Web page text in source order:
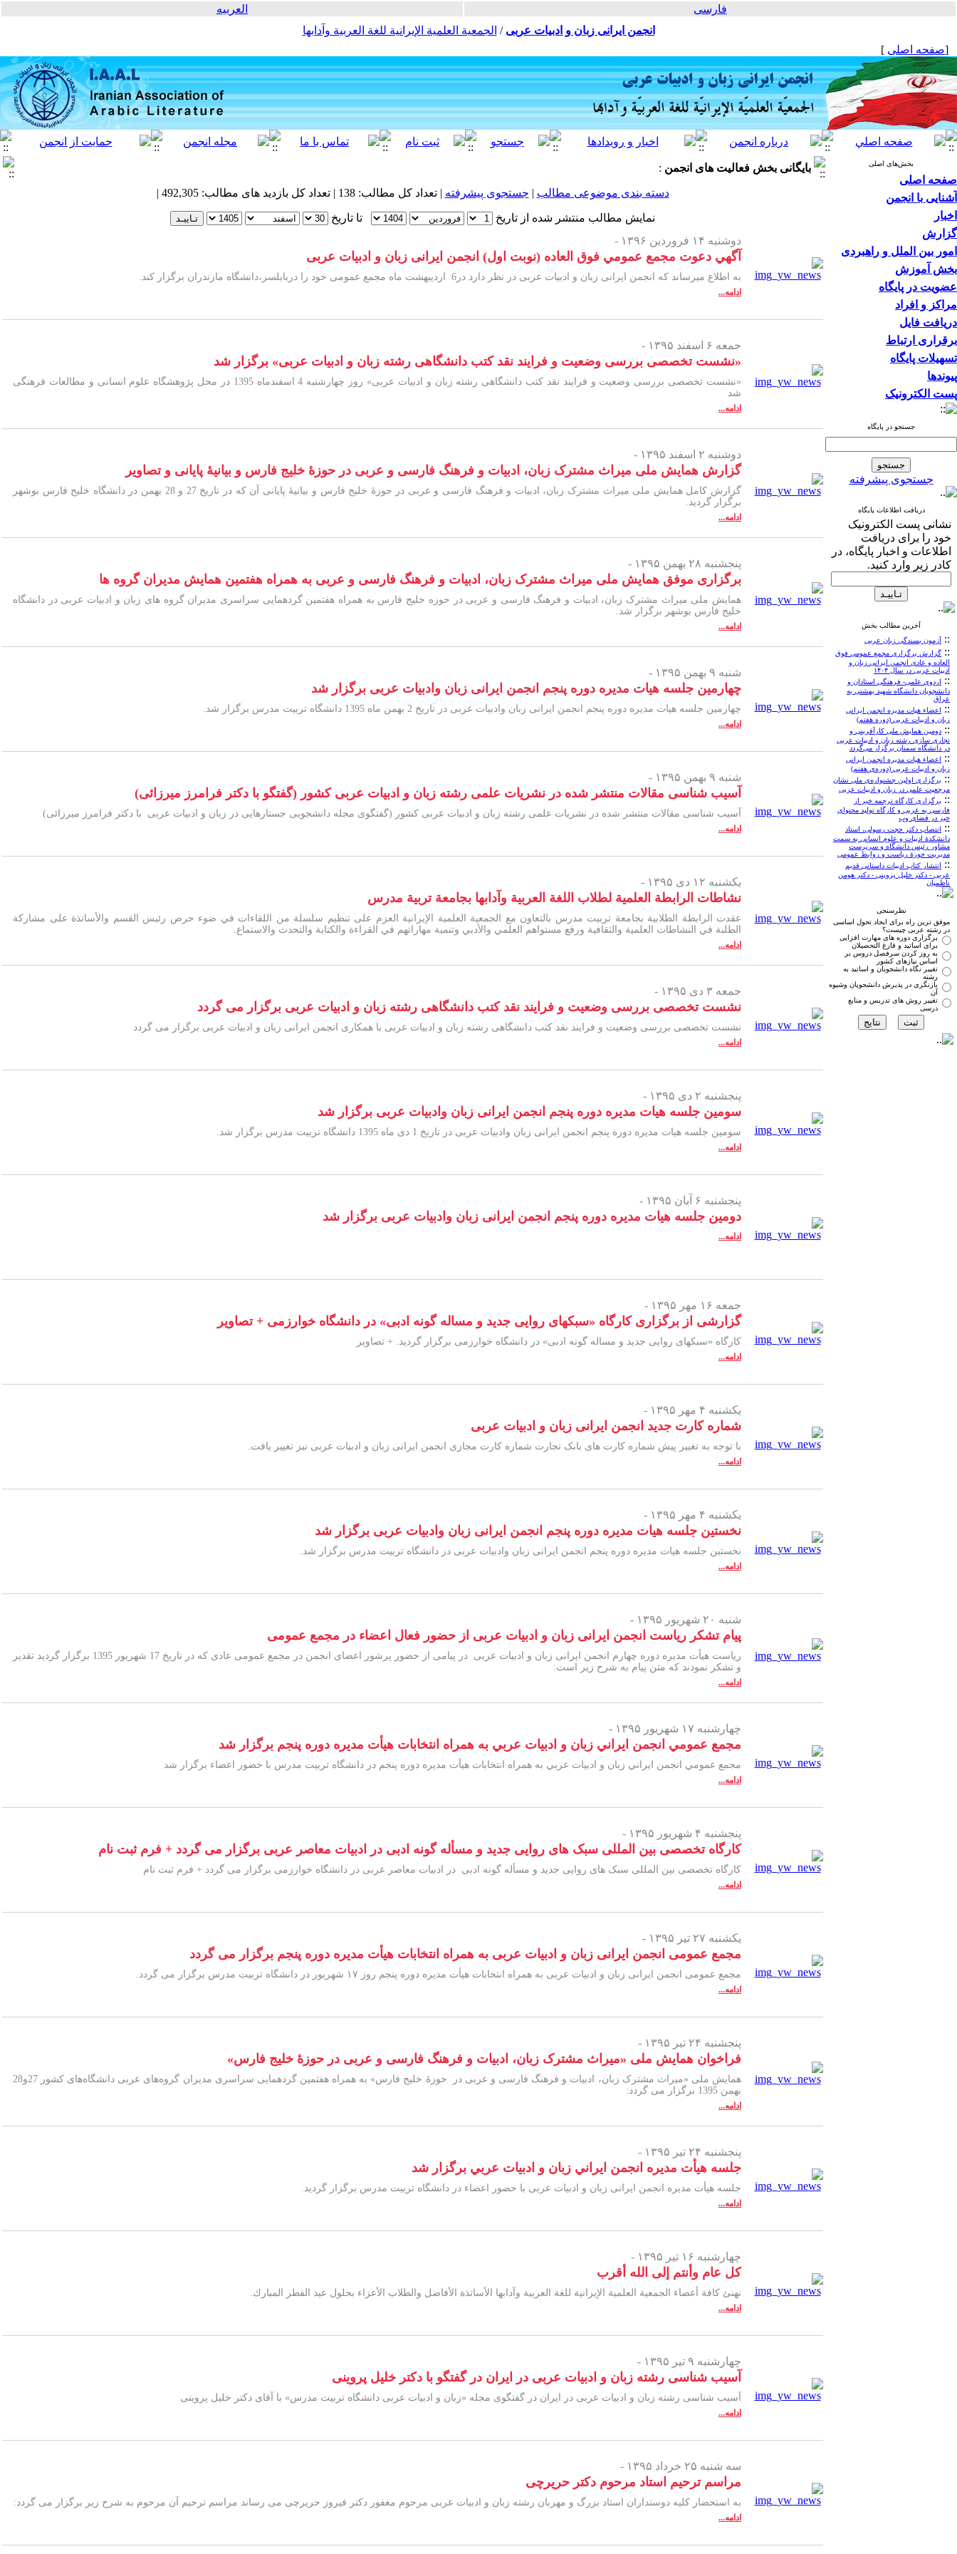
فارسی
العربیه
انجمن ایرانی زبان و ادبیات عربی / الجمعية العلمية الإيرانية للغة العربية وآدابها
[صفحه اصلی ]
بخش‌های اصلی
صفحه اصلی
آشنایی با انجمن
اخبار
گزارش
امور بین الملل و راهبردی
بخش آموزش
عضویت در پایگاه
مراکز و افراد
دریافت فایل
برقراری ارتباط
تسهیلات پایگاه
پیوندها
پست الکترونیک
جستجو در پایگاه
جستجوی پیشرفته
دریافت اطلاعات پایگاه
نشانی پست الکترونیک
خود را برای دریافت
اطلاعات و اخبار پایگاه، در
کادر زیر وارد کنید.
آخرین مطالب بخش
:: آزمون بسندگی زبان عربی
:: گزارش برگزاری مجمع عمومی فوق
العاده و عادی انجمن ایرانی زبان و
ادبیات عربی در سال ۱۴۰۴
:: اردوی علمی- فرهنگی استادان و
دانشجویان دانشگاه شهید بهشتی به
عراق
:: اعضاء هيات مديره انجمن ایرانی
زبان و ادبیات عربی (دوره‌ هفتم)
:: دومین همایش ملی کارآفرینی و
تجاری سازی رشته زبان و ادبیات عربی
در دانشگاه سمنان برگزار می‌گردد
:: اعضاء هيات مديره انجمن ایرانی
زبان و ادبیات عربی (دوره‌ی هفتم)
:: برگزاری اولین جشنواره‌ی ملی نشان
مرجعیت علمی در زبان و ادبیات عربی
:: برگزاری کارگاه ترجمه خبر از
فارسی به عربی و کارگاه تولید محتوای
خبر در فضای وب
:: انتصاب دکتر حجت رسولی، استاد
دانشکدۀ ادبیات و علوم انسانی به سمت
مشاور رئیس دانشگاه و سرپرست
مدیریت حوزۀ ریاست و روابط عمومی
:: انتشار کتاب ادبیات داستانی قدیم
عربی - دکتر خلیل پروینی - دکتر هومن
ناظمیان
نظرسنجی
موفق ترین راه برای ایجاد تحول اساسی
در رشته عربی چیست؟
برگزاری دوره های مهارت افزایی
برای اساتید و فارغ التحصیلان
به روز کردن سرفصل دروس بر
اساس نیازهای کشور
تغییر نگاه دانشجویان و اساتید به
رشته
بازنگری در پذیرش دانشجویان وشیوه
آن
تغییر روش های تدریس و منابع
درسی
بایگانی بخش فعالیت های انجمن :
دسته بندی موضوعی مطالب | جستجوی پیشرفته | تعداد کل مطالب: 138 | تعداد کل بازدید های مطالب: 492,305 |
نمایش مطالب منتشر شده از تاریخ
تا تاریخ
دوشنبه ۱۴ فروردین ۱۳۹۶ -
آگهي دعوت مجمع عمومي فوق العاده (نوبت اول) انجمن ایرانی زبان و ادبیات عربی
به اطلاع میرساند که انجمن ایرانی زبان و ادبیات عربی در نظر دارد در6 اردیبهشت ماه مجمع عمومی خود را دربابلسر،دانشگاه مازندران برگزار کند.
ادامه...
جمعه ۶ اسفند ۱۳۹۵ -
«نشست تخصصی بررسی وضعیت و فرایند نقد کتب دانشگاهی رشته زبان و ادبیات عربی» برگزار شد
«نشست تخصصی بررسی وضعیت و فرایند نقد کتب دانشگاهی رشته زبان و ادبیات عربی» روز چهارشنبه 4 اسفندماه 1395 در محل پژوهشگاه علوم انسانی و مطالعات فرهنگی
شد
ادامه...
دوشنبه ۲ اسفند ۱۳۹۵ -
گزارش همایش ملی میراث مشترک زبان، ادبیات و فرهنگ فارسی و عربی در حوزۀ خلیج فارس و بیانیۀ پایانی و تصاویر
گزارش کامل همایش ملی میراث مشترک زبان، ادبیات و فرهنگ فارسی و عربی در حوزۀ خلیج فارس و بیانیۀ پایانی آن که در تاریخ 27 و 28 بهمن در دانشگاه خلیج فارس بوشهر
برگزار گردید.
ادامه...
پنجشنبه ۲۸ بهمن ۱۳۹۵ -
برگزاری موفق همایش ملی میراث مشترک زبان، ادبیات و فرهنگ فارسی و عربی به همراه هفتمین همایش مدیران گروه ها
همایش ملی میراث مشترک زبان، ادبیات و فرهنگ فارسی و عربی در حوزه خلیج فارس به همراه هفتمین گردهمایی سراسری مدیران گروه های زبان و ادبیات عربی در دانشگاه
خلیج فارس بوشهر برگزار شد.
ادامه...
شنبه ۹ بهمن ۱۳۹۵ -
چهارمین جلسه هیات مدیره دوره پنجم انجمن ایرانی زبان وادبیات عربی برگزار شد
چهارمین جلسه هیات مدیره دوره پنجم انجمن ایرانی زبان وادبیات عربی در تاریخ 2 بهمن ماه 1395 دانشگاه تربیت مدرس برگزار شد.
ادامه...
شنبه ۹ بهمن ۱۳۹۵ -
آسیب شناسی مقالات منتشر شده در نشریات علمی رشته زبان و ادبیات عربی كشور (گفتگو با دكتر فرامرز میرزائی)
آسیب شناسی مقالات منتشر شده در نشریات علمی رشته زبان و ادبیات عربی كشور (گفتگوی مجله دانشجویی جستارهایی در زبان و ادبیات عربی با دكتر فرامرز میرزائی)
ادامه...
یکشنبه ۱۲ دی ۱۳۹۵ -
نشاطات الرابطة العلمية لطلاب اللغة العربية وآدابها بجامعة تربية مدرس
عقدت الرابطة الطلابیة بجامعة تربیت مدرس بالتعاون مع الجمعیة العلمیة الإیرانیة العزم علی تنظیم سلسلة من اللقاءات في ضوء حرص رئیس القسم والأساتذة علی مشارکة
الطلبة في النشاطات العلمیة والثقافیة ورفع مستواهم العلمي والأدبي وتنمیة مهاراتهم في القراءة والکتابة والتحدث والاستماع.
ادامه...
جمعه ۳ دی ۱۳۹۵ -
نشست تخصصی بررسی وضعیت و فرایند نقد کتب دانشگاهی رشته زبان و ادبیات عربی برگزار می گردد
نشست تخصصی بررسی وضعیت و فرایند نقد کتب دانشگاهی رشته زبان و ادبیات عربی با همکاری انجمن ایرانی زبان و ادبیات عربی برگزار می گردد
ادامه...
پنجشنبه ۲ دی ۱۳۹۵ -
سومین جلسه هیات مدیره دوره پنجم انجمن ایرانی زبان وادبیات عربی برگزار شد
سومين جلسه هیات مدیره دوره پنجم انجمن ایرانی زبان وادبیات عربی در تاریخ 1 دی ماه 1395 دانشگاه تربیت مدرس برگزار شد.
ادامه...
پنجشنبه ۶ آبان ۱۳۹۵ -
دومین جلسه هیات مدیره دوره پنجم انجمن ایرانی زبان وادبیات عربی برگزار شد
ادامه...
جمعه ۱۶ مهر ۱۳۹۵ -
گزارشی از برگزاری کارگاه «سبکهای روایی جدید و مساله گونه ادبی» در دانشگاه خوارزمی + تصاویر
کارگاه «سبکهای روایی جدید و مساله گونه ادبی» در دانشگاه خوارزمی برگزار گردید. + تصاویر
ادامه...
یکشنبه ۴ مهر ۱۳۹۵ -
شماره کارت جدید انجمن ایرانی زبان و ادبیات عربی
با توجه به تغییر پیش شماره کارت های بانک تجارت شماره کارت مجازی انجمن ایرانی زبان و ادبیات عربی نیز تغییر یافت.
ادامه...
یکشنبه ۴ مهر ۱۳۹۵ -
نخستین جلسه هیات مدیره دوره پنجم انجمن ایرانی زبان وادبیات عربی برگزار شد
نخستین جلسه هیات مدیره دوره پنجم انجمن ایرانی زبان وادبیات عربی در دانشگاه تربیت مدرس برگزار شد.
ادامه...
شنبه ۲۰ شهریور ۱۳۹۵ -
پیام تشکر ریاست انجمن ایرانی زبان و ادبیات عربی از حضور فعال اعضاء در مجمع عمومی
ریاست هیأت مدیره دوره چهارم انجمن ایرانی زبان و ادبیات عربی در پیامی از حضور پرشور اعضای انجمن در مجمع عمومی عادی که در تاریخ 17 شهریور 1395 برگزار گردید تقدیر
و تشکر نمودند که متن پیام به شرح زیر است:
ادامه...
چهارشنبه ۱۷ شهریور ۱۳۹۵ -
مجمع عمومي انجمن ايراني زبان و ادبيات عربي به همراه انتخابات هيأت مديره دوره پنجم برگزار شد
مجمع عمومي انجمن ايراني زبان و ادبيات عربي به همراه انتخابات هيأت مديره دوره پنجم در دانشگاه تربیت مدرس با حضور اعضاء برگزار شد
ادامه...
پنجشنبه ۴ شهریور ۱۳۹۵ -
کارگاه تخصصی بین المللی سبک­ های روایی جدید و مسأله گونه ادبی در ادبیات معاصر عربی برگزار می گردد + فرم ثبت نام
کارگاه تخصصی بین المللی سبک­ های روایی جدید و مسأله گونه ادبی در ادبیات معاصر عربی در دانشگاه خوارزمی برگزار می گردد + فرم ثبت نام
ادامه...
یکشنبه ۲۷ تیر ۱۳۹۵ -
مجمع عمومی انجمن ایرانی زبان و ادبیات عربی به همراه انتخابات هيأت مديره دوره پنجم برگزار می گردد
مجمع عمومی انجمن ایرانی زبان و ادبیات عربی به همراه انتخابات هيأت مديره دوره پنجم روز ۱۷ شهریور در دانشگاه تربیت مدرس برگزار می گردد.
ادامه...
پنجشنبه ۲۴ تیر ۱۳۹۵ -
فراخوان همایش ملی «میراث مشترک زبان، ادبیات و فرهنگ فارسی و عربی در حوزۀ خلیج فارس»
همایش ملی «میراث مشترک زبان، ادبیات و فرهنگ فارسی و عربی در حوزۀ خلیج فارس» به همراه هفتمين گردهمایی سراسری مدیران گروه‌های عربی دانشگاه‌های کشور 27و28
بهمن 1395 برگزار می گردد:
ادامه...
پنجشنبه ۲۴ تیر ۱۳۹۵ -
جلسه هيأت مديره انجمن ايراني زبان و ادبيات عربي برگزار شد
جلسه هیأت مدیره انجمن ایرانی زبان و ادبیات عربی با حضور اعضاء در دانشگاه تربیت مدرس برگزار گردید.
ادامه...
چهارشنبه ۱۶ تیر ۱۳۹۵ -
كل عام وأنتم إلى الله أقرب
نهنئ كافة أعضاء الجمعية العلمية الإيرانية للغة العربية وآدابها الأساتذة الأفاضل والطلاب الأعزاء بحلول عيد الفطر المبارك.
ادامه...
چهارشنبه ۹ تیر ۱۳۹۵ -
آسیب شناسی رشته زبان و ادبیات عربی در ایران در گفتگو با دکتر خلیل پروینی
آسیب شناسی رشته زبان و ادبیات عربی در ایران در گفتگوی مجله «زبان و ادبیات عربی دانشگاه تربیت مدرس» با آقای دکتر خلیل پروینی
ادامه...
سه شنبه ۲۵ خرداد ۱۳۹۵ -
مراسم ترحیم استاد مرحوم دکتر حریرچی
به استحضار کلیه دوستداران استاد بزرگ و مهربان رشته زبان و ادبیات عربی مرحوم مغفور دکتر فیروز حریرچی می رساند مراسم ترحیم آن مرحوم به شرح زیر برگزار می گردد:
ادامه...